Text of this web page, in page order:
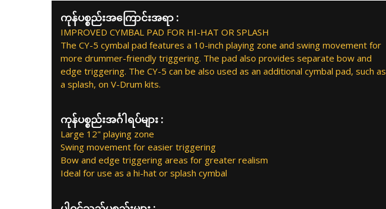
ကုန်ပစ္စည်းအကြောင်းအရာ :
IMPROVED CYMBAL PAD FOR HI-HAT OR SPLASH
The CY-5 cymbal pad features a 10-inch playing zone and swing movement for
more drummer-friendly triggering. The pad also provides separate bow and
edge triggering. The CY-5 can be also used as an additional cymbal pad, such as
a splash, on V-Drum kits.
ကုန်ပစ္စည်းအင်္ဂါရပ်များ :
Large 12" playing zone
Swing movement for easier triggering
Bow and edge triggering areas for greater realism
Ideal for use as a hi-hat or splash cymbal